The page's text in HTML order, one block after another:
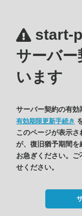
start-
サーバー
います
サーバー契約の有
有効期限更新手続き
このページが表示
が、復旧猶予期間
お急ぎください。ご
せください。